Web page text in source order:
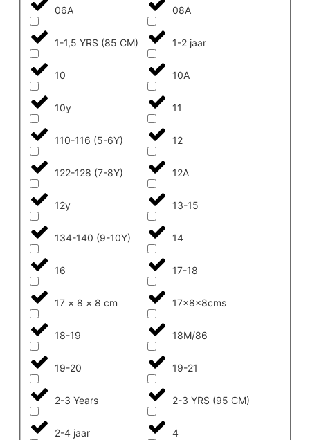
06A 08A
1-1,5 YRS (85 CM) 1-2 jaar
10 10A
10y 11
110-116 (5-6Y) 12
122-128 (7-8Y) 12A
12y 13-15
134-140 (9-10Y) 14
16 17-18
17 × 8 × 8 cm 17x8x8cms
18-19 18M/86
19-20 19-21
2-3 Years 2-3 YRS (95 CM)
2-4 jaar 4